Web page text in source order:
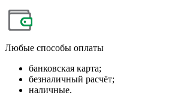
Любые способы оплаты
банковская карта;
безналичный расчёт;
наличные.